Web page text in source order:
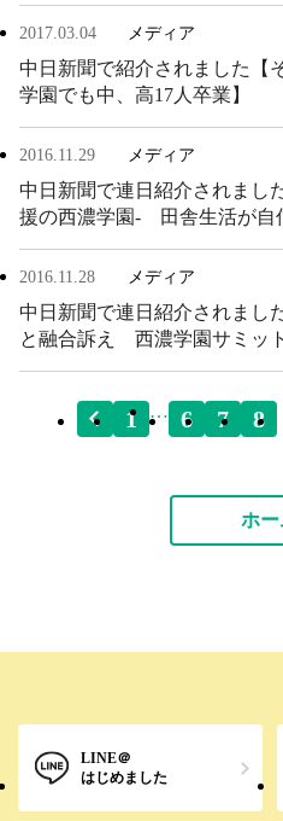
2017.03.04 メディア
中日新聞で紹介されました
学園でも中、高17人卒業】
2016.11.29 メディア
中日新聞で連日紹介されまし
援の西濃学園- 田舎生活が自
2016.11.28 メディア
中日新聞で連日紹介されまし
と融合訴え 西濃学園サミット
1 … 6 7 8
ホー
LINE＠
はじめました